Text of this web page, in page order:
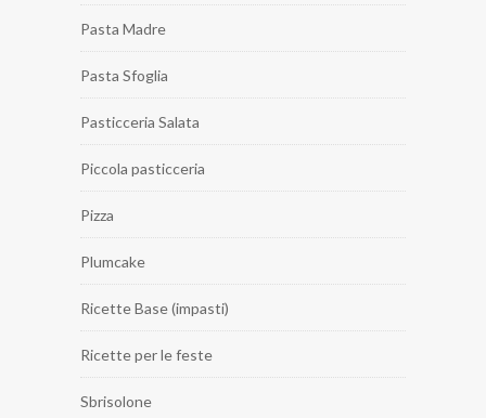
Pasta Madre
Pasta Sfoglia
Pasticceria Salata
Piccola pasticceria
Pizza
Plumcake
Ricette Base (impasti)
Ricette per le feste
Sbrisolone